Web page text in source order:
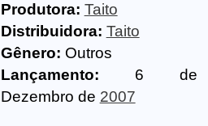
Produtora: Taito
Distribuidora: Taito
Gênero: Outros
Lançamento: 6 de
Dezembro de 2007